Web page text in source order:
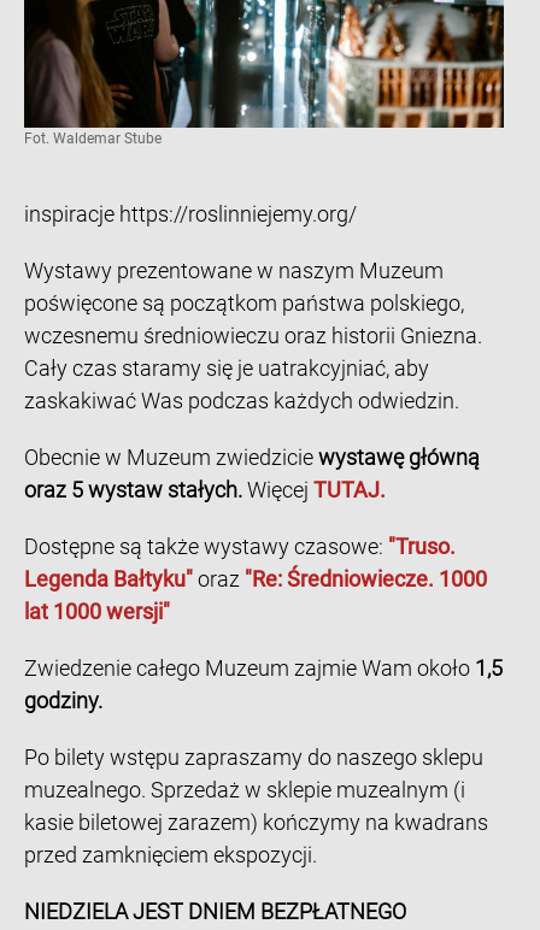
Fot. Waldemar Stube
inspiracje https://roslinniejemy.org/
Wystawy prezentowane w naszym Muzeum
poświęcone są początkom państwa polskiego,
wczesnemu średniowieczu oraz historii Gniezna.
Cały czas staramy się je uatrakcyjniać, aby
zaskakiwać Was podczas każdych odwiedzin.
Obecnie w Muzeum zwiedziciewystawę główną
oraz 5 wystaw stałych.Więcej TUTAJ.
Dostępne są także wystawy czasowe: "Truso.
Legenda Bałtyku"oraz "Re: Średniowiecze. 1000
lat 1000 wersji"
Zwiedzenie całego Muzeum zajmie Wam około 1,5
godziny.
Po bilety wstępu zapraszamy do naszego sklepu
muzealnego. Sprzedaż w sklepie muzealnym (i
kasie biletowej zarazem) kończymy na kwadrans
przed zamknięciem ekspozycji.
NIEDZIELA JEST DNIEM BEZPŁATNEGO